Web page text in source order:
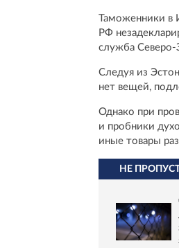
Таможенники в
РФ
служба Северо-
Следуя из
нет вещей,
Однако при
и пробники
иные товары
НЕ